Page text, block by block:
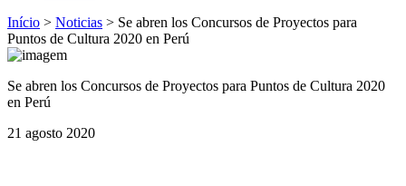
Início > Noticias > Se abren los Concursos de Proyectos para
Puntos de Cultura 2020 en Perú
Se abren los Concursos de Proyectos para Puntos de Cultura 2020
en Perú
21 agosto 2020